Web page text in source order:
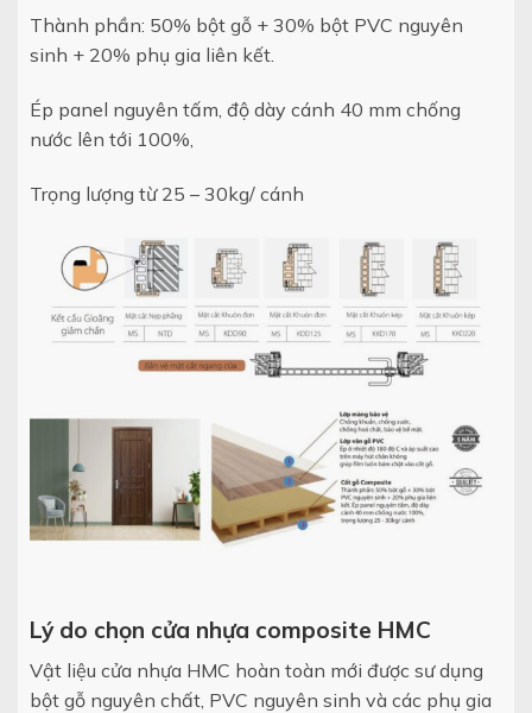
Thành phần: 50% bột gỗ + 30% bột PVC nguyên
sinh + 20% phụ gia liên kết.
Ép panel nguyên tấm, độ dày cánh 40 mm chống
nước lên tới 100%,
Trọng lượng từ 25 – 30kg/ cánh
Lý do chọn cửa nhựa composite HMC
Vật liệu cửa nhựa HMC hoàn toàn mới được sư dụng
bột gỗ nguyên chất, PVC nguyên sinh và các phụ gia